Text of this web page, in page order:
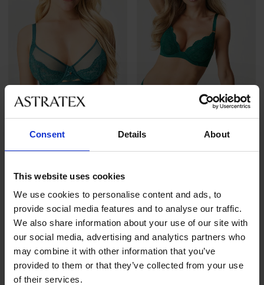
Consent Details About
This website uses cookies
We use cookies to personalise content and ads, to
provide social media features and to analyse our traffic.
We also share information about your use of our site with
our social media, advertising and analytics partners who
may combine it with other information that you’ve
provided to them or that they’ve collected from your use
of their services.
-30%
nevyztužená krajková
-20 % BRA20
799 KčkódBRA20
LIMITED